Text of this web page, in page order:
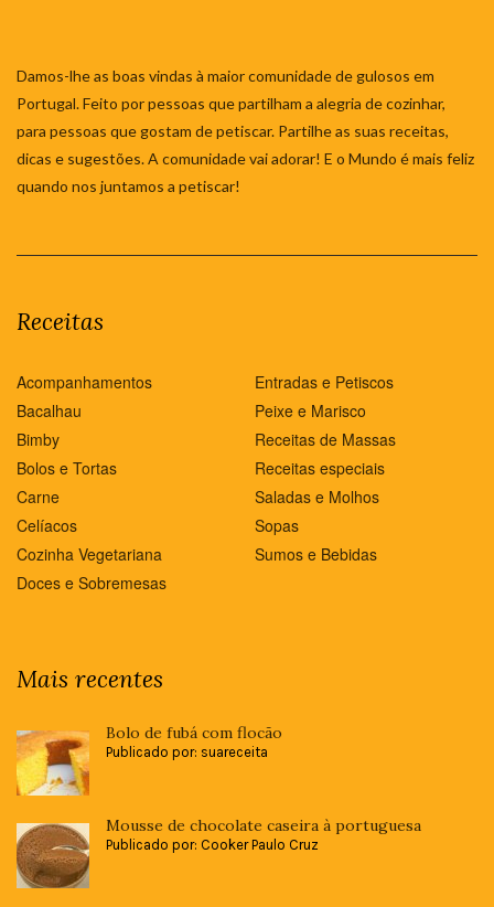
Damos-lhe as boas vindas à maior comunidade de gulosos em
Portugal. Feito por pessoas que partilham a alegria de cozinhar,
para pessoas que gostam de petiscar. Partilhe as suas receitas,
dicas e sugestões. A comunidade vai adorar! E o Mundo é mais feliz
quando nos juntamos a petiscar!
Receitas
Acompanhamentos
Bacalhau
Bimby
Bolos e Tortas
Carne
Celíacos
Cozinha Vegetariana
Doces e Sobremesas
Entradas e Petiscos
Peixe e Marisco
Receitas de Massas
Receitas especiais
Saladas e Molhos
Sopas
Sumos e Bebidas
Mais recentes
Bolo de fubá com flocão
Publicado por: suareceita
Mousse de chocolate caseira à portuguesa
Publicado por: Cooker Paulo Cruz